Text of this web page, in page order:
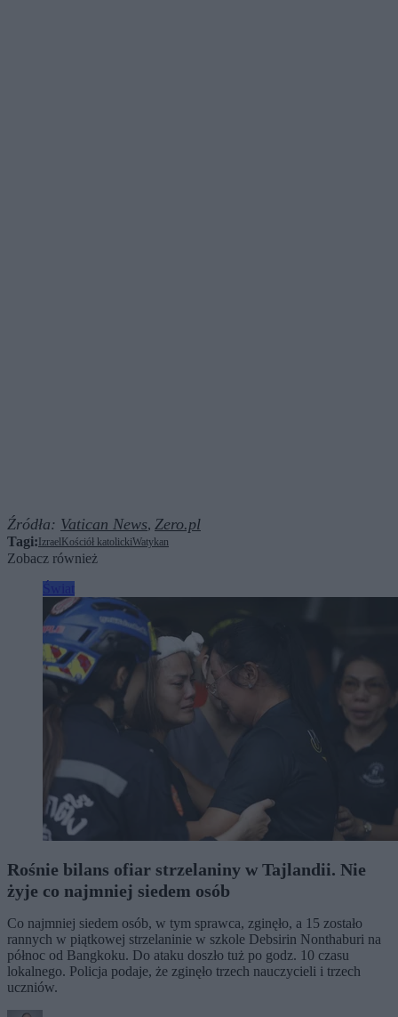
Źródła: Vatican News, Zero.pl
Tagi: Izrael Kościół katolickiWatykan
Zobacz również
Rośnie bilans ofiar strzelaniny w Tajlandii. Nie
żyje co najmniej siedem osób
Co najmniej siedem osób, w tym sprawca, zginęło, a 15 zostało
rannych w piątkowej strzelaninie w szkole Debsirin Nonthaburi na
północ od Bangkoku. Do ataku doszło tuż po godz. 10 czasu
lokalnego. Policja podaje, że zginęło trzech nauczycieli i trzech
uczniów.